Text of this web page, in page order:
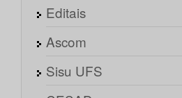
Editais
Ascom
Sisu UFS